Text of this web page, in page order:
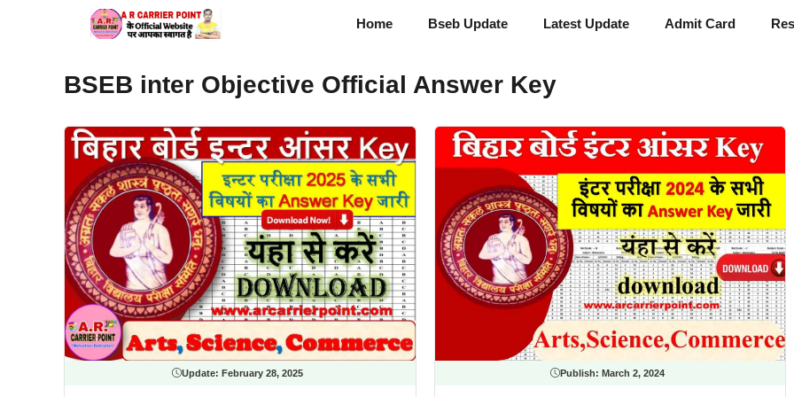
Home Bseb Update Latest Update Admit Card
BSEB inter Objective Official Answer Key
Update:February 28, 2025 Publish:March 2, 2024